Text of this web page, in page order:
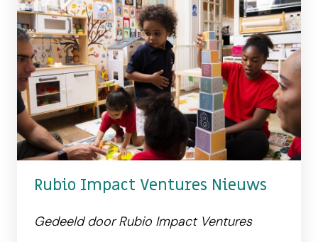
Rubio Impact Ventures Nieuws
Gedeeld door Rubio Impact Ventures